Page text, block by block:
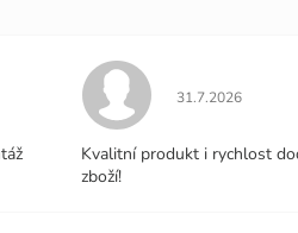
z 5 hvězdiček.
Hodnocení
31.7.2026
Kvalitní produkt i rychlost
zboží!